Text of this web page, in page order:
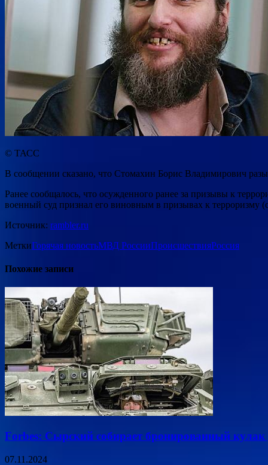
© ТАСС
В сообщении сказано, что Стомахин Борис Владимирович
Ранее сообщалось, что осужденного ранее за призывы к
военный суд признал его виновным в призывах к терроризму
Источник: rambler.ru
МеткиГорячая новостьМВД РоссииПроисшествияРоссия
Похожие записи
Forbes: Сырский собирает бронированный
07.11.2024